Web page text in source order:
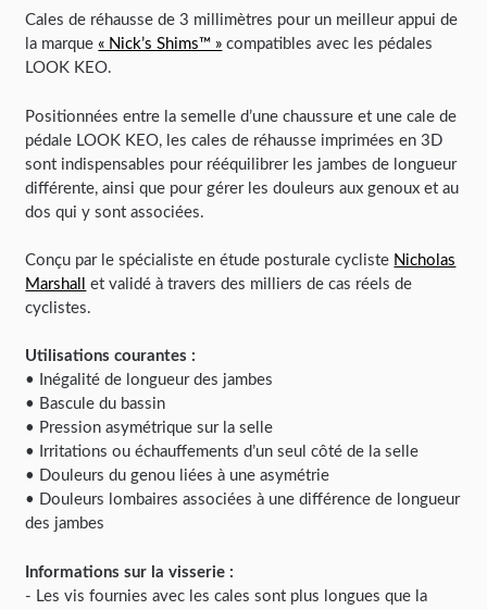
Cales de réhausse de 3 millimètres pour un meilleur appui de
la marque« Nick’s Shims™ » compatibles avec les pédales
LOOK KEO.
Positionnées entre la semelle d’une chaussure et une cale de
pédale LOOK KEO, les cales de réhausse imprimées en 3D
sont indispensables pour rééquilibrer les jambes de longueur
différente, ainsi que pour gérer les douleurs aux genoux et au
dos qui y sont associées.
Conçu par le spécialiste en étude posturale cycliste Nicholas
Marshall
et validé à travers des milliers de cas réels de
cyclistes.
Utilisations courantes :
• Inégalité de longueur des jambes
• Bascule du bassin
• Pression asymétrique sur la selle
• Irritations ou échauffements d’un seul côté de la selle
• Douleurs du genou liées à une asymétrie
• Douleurs lombaires associées à une différence de longueur
des jambes
Informations sur la visserie :
- Les vis fournies avec les cales sont plus longues que la